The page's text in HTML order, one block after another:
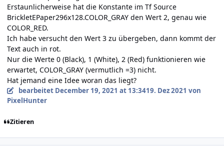
Erstaunlicherweise hat die Konstante im Tf Source
BrickletEPaper296x128.COLOR_GRAY den Wert 2, genau wie
COLOR_RED.
Ich habe versucht den Wert 3 zu übergeben, dann kommt der
Text auch in rot.
Nur die Werte 0 (Black), 1 (White), 2 (Red) funktionieren wie
erwartet, COLOR_GRAY (vermutlich =3) nicht.
Hat jemand eine Idee woran das liegt?
bearbeitet December 19, 2021 at 13:3419. Dez 2021 von
PixelHunter
Zitieren